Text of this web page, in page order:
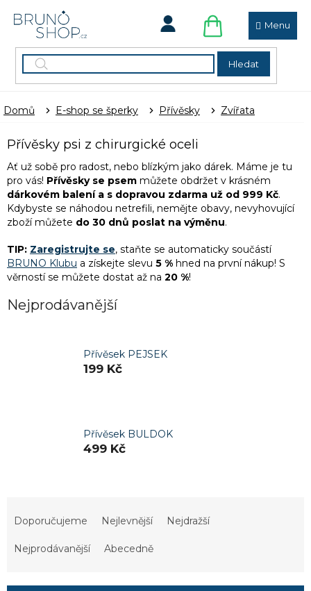
Hledat
NÁKUPNÍ
KOŠÍK
Domů E-shop se šperky Přívěsky Zvířata
Přívěsky psi z chirurgické oceli
Ať už sobě pro radost, nebo blízkým jako dárek. Máme je tu
pro vás! Přívěsky se psem můžete obdržet v krásném
dárkovém balení a s dopravou zdarma už od 999 Kč.
Kdybyste se náhodou netrefili, nemějte obavy, nevyhovující
zboží můžete do 30 dnů poslat na výměnu.
TIP: Zaregistrujte se, staňte se automaticky součástí
BRUNO Klubu a získejte slevu 5 % hned na první nákup! S
věrností se můžete dostat až na 20 %!
Nejprodávanější
Přívěsek PEJSEK
199 Kč
Přívěsek BULDOK
499 Kč
Doporučujeme Nejlevnější Nejdražší
Nejprodávanější Abecedně